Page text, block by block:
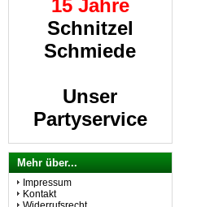
Schnitzel
Schmiede
Partyservice
beliefert Sie
gerne.
Mehr über...
Impressum
Kontakt